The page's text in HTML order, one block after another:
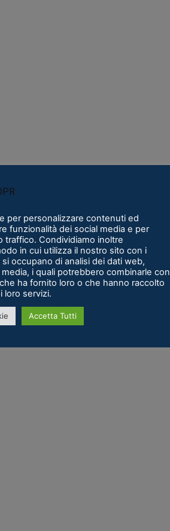
per personalizzare contenuti ed
funzionalità dei social media e per
traffico. Condividiamo inoltre
in cui utilizza il nostro sito con i
occupano di analisi dei dati web,
i quali potrebbero combinarle con
ha fornito loro o che hanno raccolto
loro servizi.
Accetta Tutti